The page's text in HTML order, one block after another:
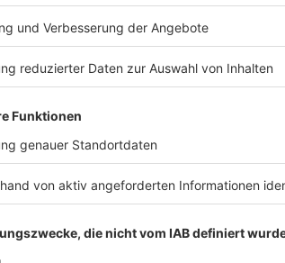
Das Halbzeit-Quiz: Was lief
bisher bei euren 666 besten
Rock-Songs?
Wir sind mitten drin in der höllisch
Hälfte verging wie im Flug! Was von
den 666 besten Rock-Songs bei euch
in unserem ROCK ANTENNE in NRW
Halbzeit-Quiz testen. Viel Spaß!